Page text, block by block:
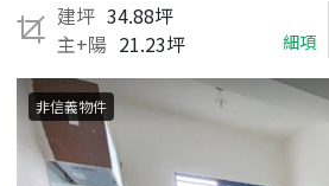
建坪 34.88坪
主+陽 21.23坪 細項
非信義物件